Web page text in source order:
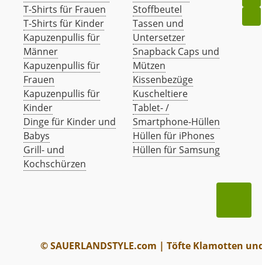
T-Shirts für Frauen
T-Shirts für Kinder
Kapuzenpullis für
Männer
Kapuzenpullis für
Frauen
Kapuzenpullis für
Kinder
Dinge für Kinder und
Babys
Grill- und
Kochschürzen
Stoffbeutel
Tassen und
Untersetzer
Snapback Caps und
Mützen
Kissenbezüge
Kuscheltiere
Tablet- /
Smartphone-Hüllen
Hüllen für iPhones
Hüllen für Samsung
© SAUERLANDSTYLE.com | Töfte Klamotten